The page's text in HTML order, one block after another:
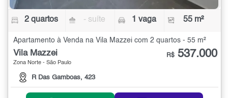
2 quartos - suíte 1 vaga 55 m²
Apartamento à Venda na Vila Mazzei com 2 quartos - 55 m²
Vila Mazzei
Zona Norte - São Paulo
R Das Gamboas, 423
R$ 537.000